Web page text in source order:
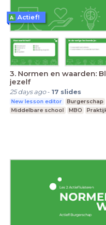
3. Normen en waarden:
jezelf
25 days ago- 17 slides
New lesson editor Burgerschap
Middelbare school
MBO
Actief!